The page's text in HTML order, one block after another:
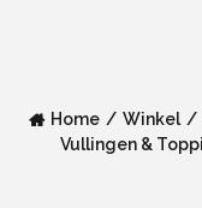
Home Winkel
Vullingen &